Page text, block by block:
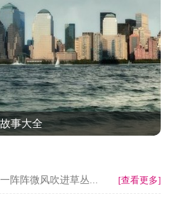
事大全
阵阵微风吹进草丛... [查看更多]